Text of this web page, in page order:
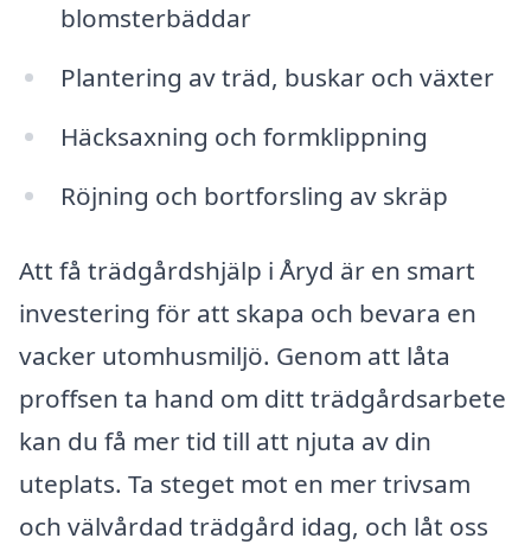
blomsterbäddar
Plantering av träd, buskar och växter
Häcksaxning och formklippning
Röjning och bortforsling av skräp
Att få trädgårdshjälp i Åryd är en smart
investering för att skapa och bevara en
vacker utomhusmiljö. Genom att låta
proffsen ta hand om ditt trädgårdsarbete
kan du få mer tid till att njuta av din
uteplats. Ta steget mot en mer trivsam
och välvårdad trädgård idag, och låt oss